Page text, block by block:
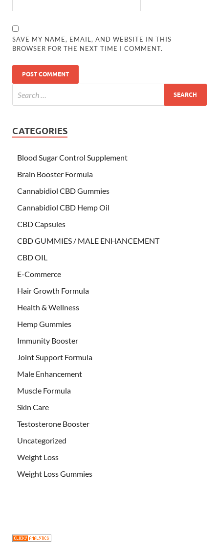
SAVE MY NAME, EMAIL, AND WEBSITE IN THIS
BROWSER FOR THE NEXT TIME I COMMENT.
CATEGORIES
Blood Sugar Control Supplement
Brain Booster Formula
Cannabidiol CBD Gummies
Cannabidiol CBD Hemp Oil
CBD Capsules
CBD GUMMIES / MALE ENHANCEMENT
CBD OIL
E-Commerce
Hair Growth Formula
Health & Wellness
Hemp Gummies
Immunity Booster
Joint Support Formula
Male Enhancement
Muscle Formula
Skin Care
Testosterone Booster
Uncategorized
Weight Loss
Weight Loss Gummies